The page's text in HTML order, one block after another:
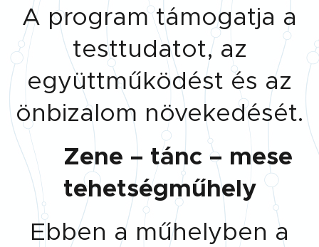
A program támogatja a
testtudatot, az
együttműködést és az
önbizalom növekedését.
🎵
Zene – tánc – mese
tehetségműhely
Ebben a műhelyben a